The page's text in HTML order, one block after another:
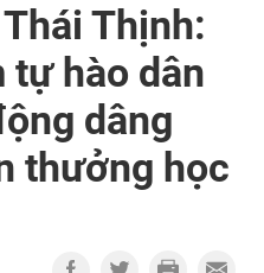
Thịnh:
tự hào dân
dâng
thưởng học